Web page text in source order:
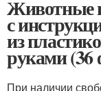
Животные
с
из
руками (36
При наличии